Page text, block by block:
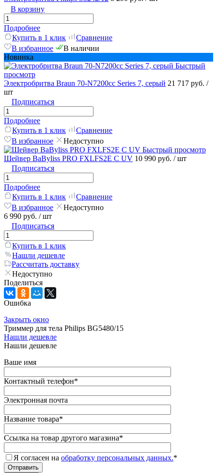
В корзину
Подробнее
Купить в 1 клик
Сравнение
В избранное
В наличии
Новинка
Быстрый
просмотр
Электробритва Braun 70-N7200cc Series 7, серый 21 717 руб. /
шт
Подписаться
Подробнее
Купить в 1 клик
Сравнение
В избранное
Недоступно
Быстрый просмотр
Шейвер BaByliss PRO FXLFS2E С UV 10 990 руб. / шт
Подписаться
Подробнее
Купить в 1 клик
Сравнение
В избранное
Недоступно
6 990 руб. / шт
Подписаться
Купить в 1 клик
Нашли дешевле
Рассчитать доставку
Недоступно
Поделиться
Ошибка
Закрыть окно
Триммер для тела Philips BG5480/15
Нашли дешевле
Нашли дешевле
Ваше имя
Контактный телефон*
Электронная почта
Название товара*
Ссылка на товар другого магазина*
Я согласен на обработку персональных данных.*